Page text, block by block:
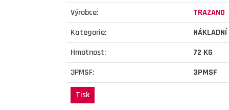
Výrobce:
TRAZANO
Kategorie:
NÁKLADNÍ
Hmotnost:
72 KG
3PMSF:
3PMSF
Tisk